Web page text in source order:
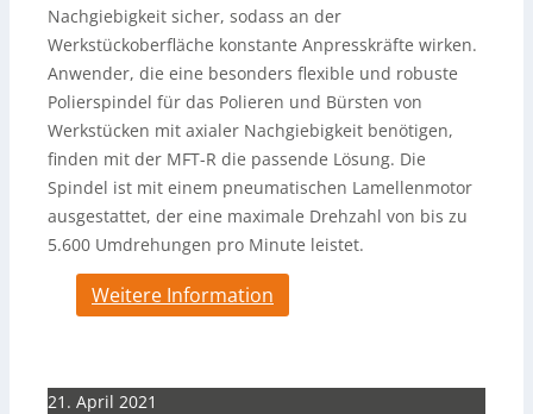
Nachgiebigkeit sicher, sodass an der
Werkstückoberfläche konstante Anpresskräfte wirken.
Anwender, die eine besonders flexible und robuste
Polierspindel für das Polieren und Bürsten von
Werkstücken mit axialer Nachgiebigkeit benötigen,
finden mit der MFT-R die passende Lösung. Die
Spindel ist mit einem pneumatischen Lamellenmotor
ausgestattet, der eine maximale Drehzahl von bis zu
5.600 Umdrehungen pro Minute leistet.
Weitere Information
21. April 2021